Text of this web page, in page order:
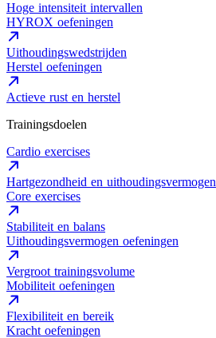
Hoge intensiteit intervallen
HYROX oefeningen
Uithoudingswedstrijden
Herstel oefeningen
Actieve rust en herstel
Trainingsdoelen
Cardio exercises
Hartgezondheid en uithoudingsvermogen
Core exercises
Stabiliteit en balans
Uithoudingsvermogen oefeningen
Vergroot trainingsvolume
Mobiliteit oefeningen
Flexibiliteit en bereik
Kracht oefeningen